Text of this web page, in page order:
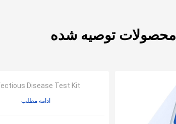
محصولات توصیه شده
Disease Test Kit
ادامه مطلب